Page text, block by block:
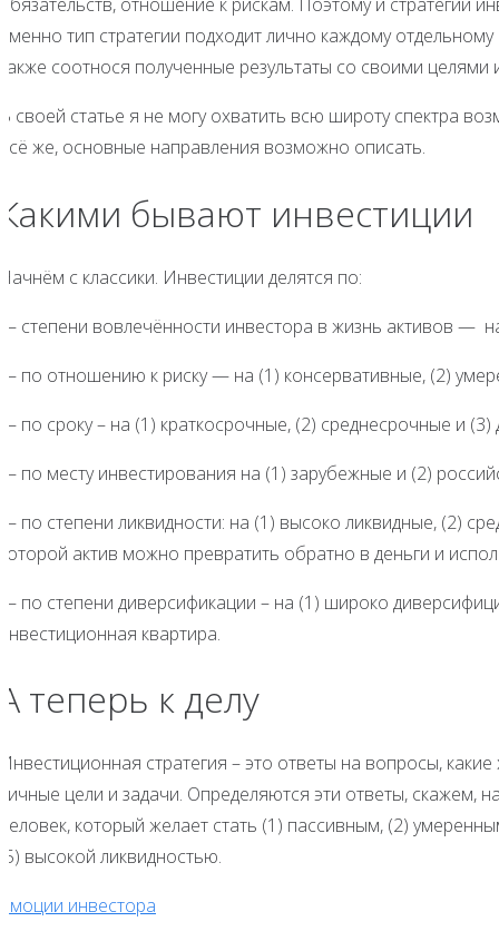
именно тип стратегии подходит лично каждому
также соотнося полученные результаты со своими
В своей статье я не могу охватить всю широту спектра
всё же, основные направления возможно описать.
Какими бывают инвестиции
Начнём с классики. Инвестиции делятся по:
— степени вовлечённости инвестора в жизнь активов —
— по отношению к риску — на (1) консервативные, (2)
— по сроку – на (1) краткосрочные, (2) среднесрочные и (3)
— по месту инвестирования на (1) зарубежные и (2)
— по степени ликвидности: на (1) высоко ликвидные, (2)
которой актив можно превратить обратно в деньги и
— по степени диверсификации – на (1) широко
инвестиционная квартира.
А теперь к делу
Инвестиционная стратегия – это ответы на вопросы,
личные цели и задачи. Определяются эти ответы, скажем,
человек, который желает стать (1) пассивным, (2)
(5) высокой ликвидностью.
Эмоции инвестора